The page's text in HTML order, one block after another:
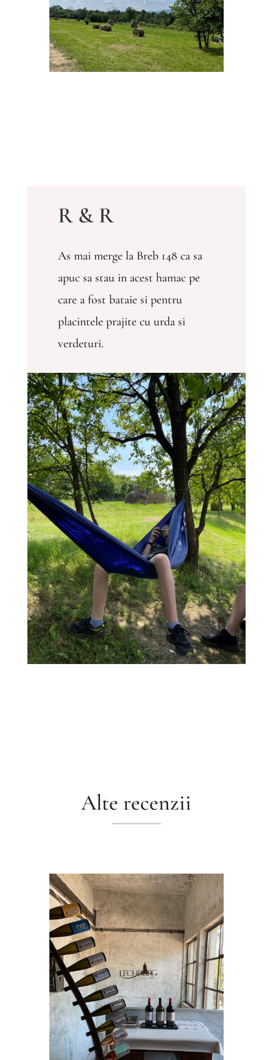
R & R
As mai merge la Breb 148 ca sa
apuc sa stau in acest hamac pe
care a fost bataie si pentru
placintele prajite cu urda si
verdeturi.
Alte recenzii